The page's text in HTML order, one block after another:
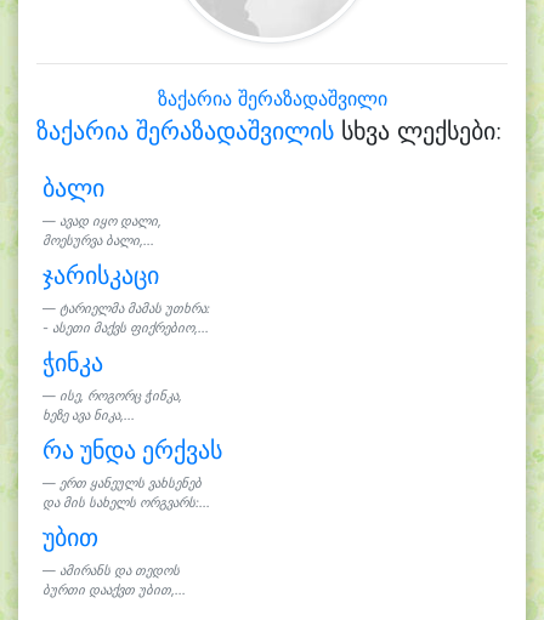
ზაქარია შერაზადაშვილი
ზაქარია შერაზადაშვილის სხვა ლექსები:
ბალი
ავად იყო დალი,
მოესურვა ბალი,...
ჯარისკაცი
ტარიელმა მამას უთხრა:
- ასეთი მაქვს ფიქრებიო,...
ჭინკა
ისე, როგორც ჭინკა,
ხეზე ავა ნიკა,...
რა უნდა ერქვას
ერთ ყანეულს ვახსენებ
და მის სახელს ორგვარს:...
უბით
ამირანს და თედოს
ბურთი დააქვთ უბით,...